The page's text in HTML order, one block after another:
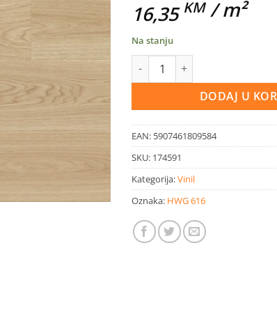
16,35 KM / m²
Na stanju
SPC vinil Flax Majster
DODAJ U
EAN: 5907461809584
SKU: 174591
Kategorija:Vinil
Oznaka: HWG 616